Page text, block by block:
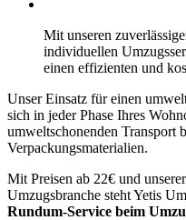
Mit unseren
individuellen
einen effizienten und
Unser Einsatz für einen
sich in jeder Phase Ihres
umweltschonenden Transport
Verpackungsmaterialien.
Mit Preisen ab 22€ und
Umzugsbranche steht Yetis
Rundum-Service beim